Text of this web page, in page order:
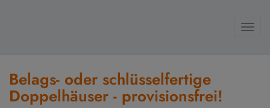
Belags- oder schlüsselfertige
Doppelhäuser - provisionsfrei!